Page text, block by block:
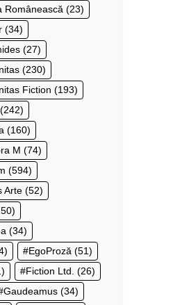
Românească (23)
(34)
(27)
(230)
Fiction (193)
(242)
(160)
M (74)
(594)
Arte (52)
(34)
EgoProză (51)
Fiction Ltd. (26)
Gaudeamus (34)